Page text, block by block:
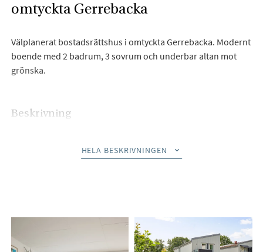
omtyckta Gerrebacka
Välplanerat bostadsrättshus i omtyckta Gerrebacka. Modernt
boende med 2 badrum, 3 sovrum och underbar altan mot
grönska.
Beskrivning
populära Gerrebacka. Denna moderna bostad har en öppen
nedanför. Vattenburen golvvärme på hela bottenvåningen
ger behaglig uppvärmning. På övre plan är samtliga 3 sovrum
HELA BESKRIVNINGEN